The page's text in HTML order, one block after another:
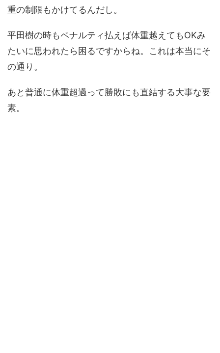
重の制限もかけてるんだし。
平田樹の時もペナルティ払えば体重越えてもOKみ
たいに思われたら困るですからね。これは本当にそ
の通り。
あと普通に体重超過って勝敗にも直結する大事な要
素。